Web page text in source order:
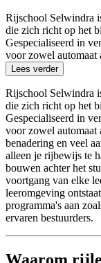
Rijschool Selwindra
die zich richt op het
Gespecialiseerd in
voor zowel
Lees verder
Rijschool Selwindra
die zich richt op het
Gespecialiseerd in
voor zowel automaat
benadering en veel
alleen je rijbewijs te
bouwen achter het
voortgang van elke
leeromgeving
programma's aan
ervaren bestuurders.
Waarom